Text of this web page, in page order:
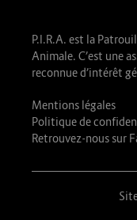
P.I.R.A. est la
Animale. C’est une
reconnue d’intérêt
Mentions légales
Politique de
Retrouvez-nous sur